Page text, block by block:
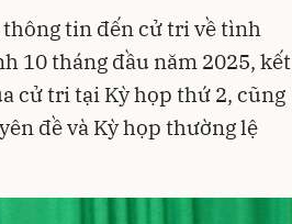
tin đến cử tri về tình
10 tháng đầu năm 2025, kết
cử tri tại Kỳ họp thứ 2, cũng
đề và Kỳ họp thường lệ